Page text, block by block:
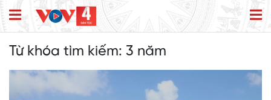
Từ khóa tìm kiếm: 3 năm